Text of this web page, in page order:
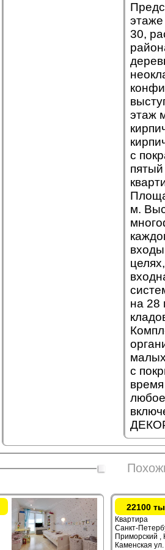
этаже
30,
этаж
с
м.
на 28
с
22100
Квартира
Санкт-
Приморский ,
Каменская ул.